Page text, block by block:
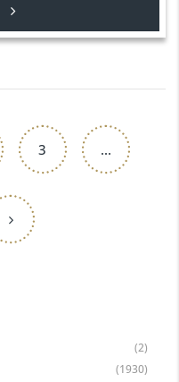
3 ...
(2)
(1930)